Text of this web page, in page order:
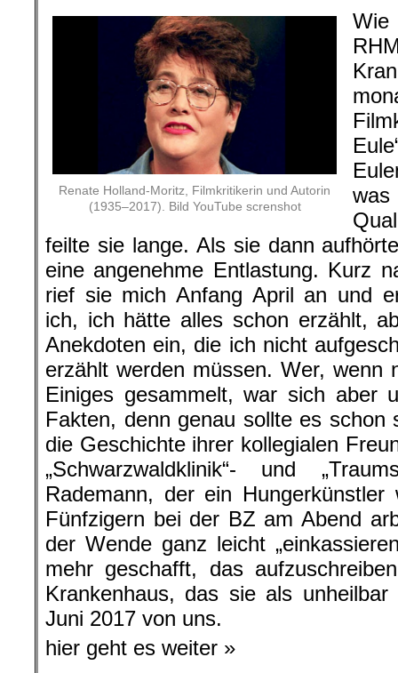
Renate Holland-Moritz, Filmkritikerin und Autorin
(1935–2017). Bild YouTube screnshot
Wie
was
feilte sie lange. Als sie dann
eine angenehme Entlastung. Kurz
rief sie mich Anfang April an und
ich, ich hätte alles schon erzählt,
Anekdoten ein, die ich nicht
erzählt werden müssen. Wer, wenn
Einiges gesammelt, war sich aber
Fakten, denn genau sollte es schon
die Geschichte ihrer kollegialen
„Schwarzwaldklinik“- und
Rademann, der ein
Fünfzigern bei der BZ am Abend
der Wende ganz leicht
mehr geschafft, das
Krankenhaus, das sie als
Juni 2017 von uns.
hier geht es weiter »